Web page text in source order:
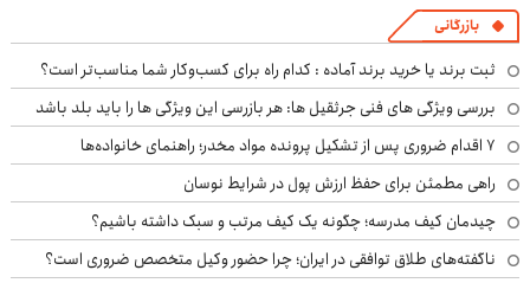
بازرگانی
ثبت برند یا خرید برند آماده : کدام راه برای کسب‌وکار شما مناسب‌تر است؟
بررسی ویژگی های فنی جرثقیل ها: هر بازرسی این ویژگی ها را باید بلد باشد
۷ اقدام ضروری پس از تشکیل پرونده مواد مخدر؛ راهنمای خانواده‌ها
راهی مطمئن برای حفظ ارزش پول در شرایط نوسان
چیدمان کیف مدرسه؛ چگونه یک کیف مرتب و سبک داشته باشیم؟
ناگفته‌های طلاق توافقی در ایران؛ چرا حضور وکیل متخصص ضروری است؟